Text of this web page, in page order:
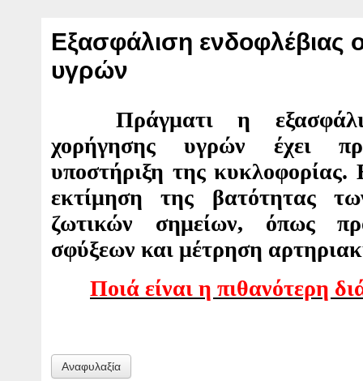
Εξασφάλιση ενδοφλέβιας
υγρών
Πράγματι η
χορήγησης υγρών έχει
υποστήριξη της κυκλοφορίας.
εκτίμηση της βατότητας
ζωτικών σημείων, όπως
σφύξεων και μέτρηση
Ποιά είναι η πιθανότερη
Αναφυλαξία